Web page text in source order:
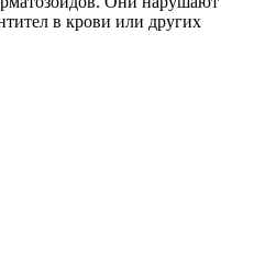
в крови или других